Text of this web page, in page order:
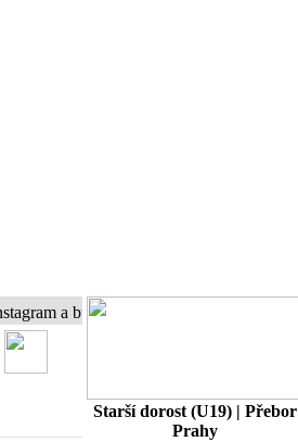
a buďte s námi online...
Starší dorost (U19) | Přebor
Prahy